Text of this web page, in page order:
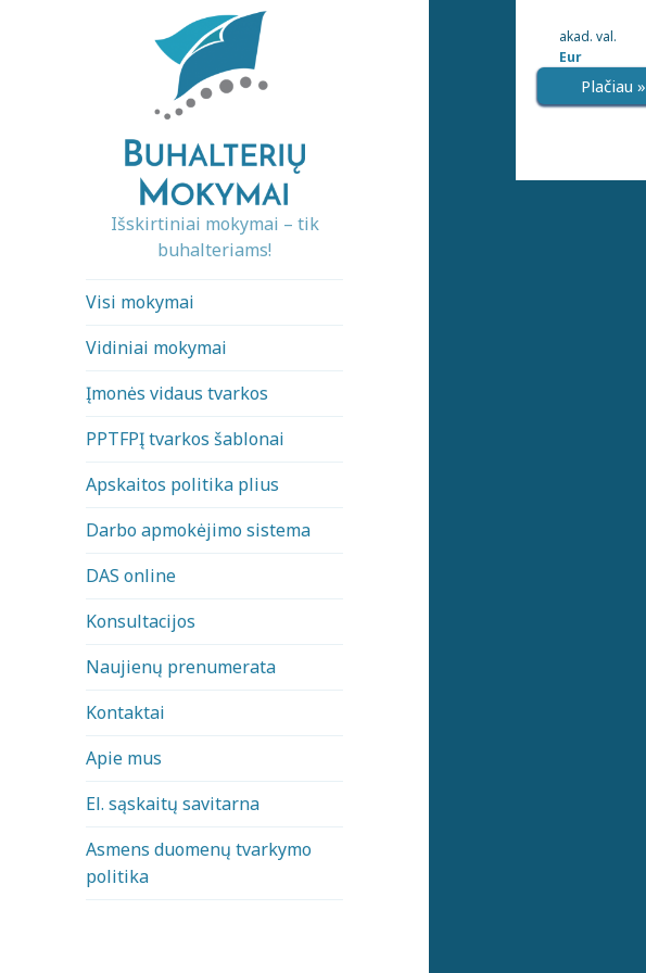
Išskirtiniai mokymai – tik
buhalteriams!
Visi mokymai
Vidiniai mokymai
Įmonės vidaus tvarkos
PPTFPĮ tvarkos šablonai
Apskaitos politika plius
Darbo apmokėjimo sistema
DAS online
Konsultacijos
Naujienų prenumerata
Kontaktai
Apie mus
El. sąskaitų savitarna
Asmens duomenų tvarkymo
politika
akad. val.
Eur
Plačiau »